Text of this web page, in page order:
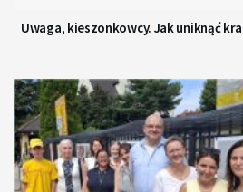
Uwaga, kieszonkowcy. Jak uniknąć